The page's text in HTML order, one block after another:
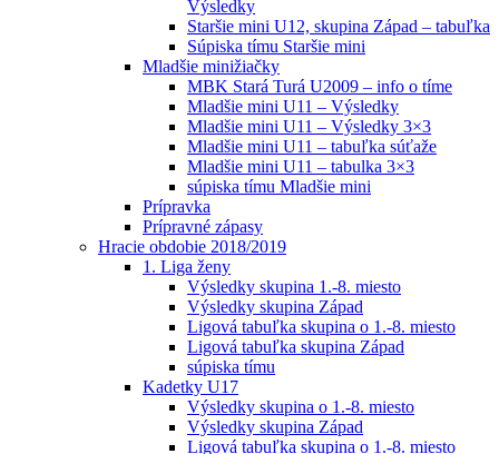
Výsledky
Staršie mini U12, skupina Západ – tabuľka
Súpiska tímu Staršie mini
Mladšie minižiačky
MBK Stará Turá U2009 – info o tíme
Mladšie mini U11 – Výsledky
Mladšie mini U11 – Výsledky 3×3
Mladšie mini U11 – tabuľka súťaže
Mladšie mini U11 – tabulka 3×3
súpiska tímu Mladšie mini
Prípravka
Prípravné zápasy
Hracie obdobie 2018/2019
1. Liga ženy
Výsledky skupina 1.-8. miesto
Výsledky skupina Západ
Ligová tabuľka skupina o 1.-8. miesto
Ligová tabuľka skupina Západ
súpiska tímu
Kadetky U17
Výsledky skupina o 1.-8. miesto
Výsledky skupina Západ
Ligová tabuľka skupina o 1.-8. miesto